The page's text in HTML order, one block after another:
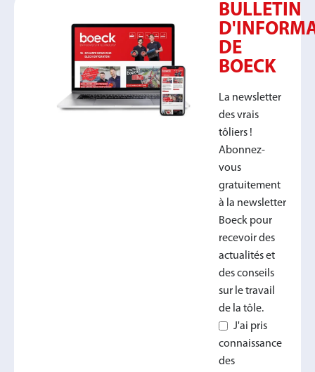
BULLETIN
DE
BOECK
La newsletter
des vrais
tôliers !
Abonnez-
vous
gratuitement
à la newsletter
Boeck pour
recevoir des
actualités et
des conseils
sur le travail
de la tôle.
J'ai pris
connaissance
des